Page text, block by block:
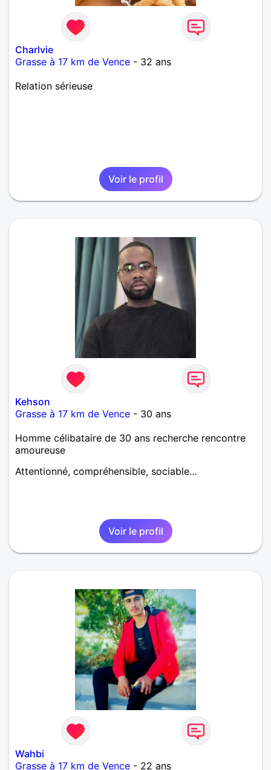
Charlvie
Grasse à 17 km de Vence - 32 ans
Relation sérieuse
Voir le profil
Kehson
Grasse à 17 km de Vence - 30 ans
Homme célibataire de 30 ans recherche rencontre
amoureuse
Attentionné, compréhensible, sociable…
Voir le profil
Wahbi
Grasse à 17 km de Vence - 22 ans